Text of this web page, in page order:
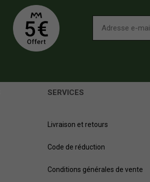
SERVICES
Livraison et retours
Code de réduction
Conditions générales de vente